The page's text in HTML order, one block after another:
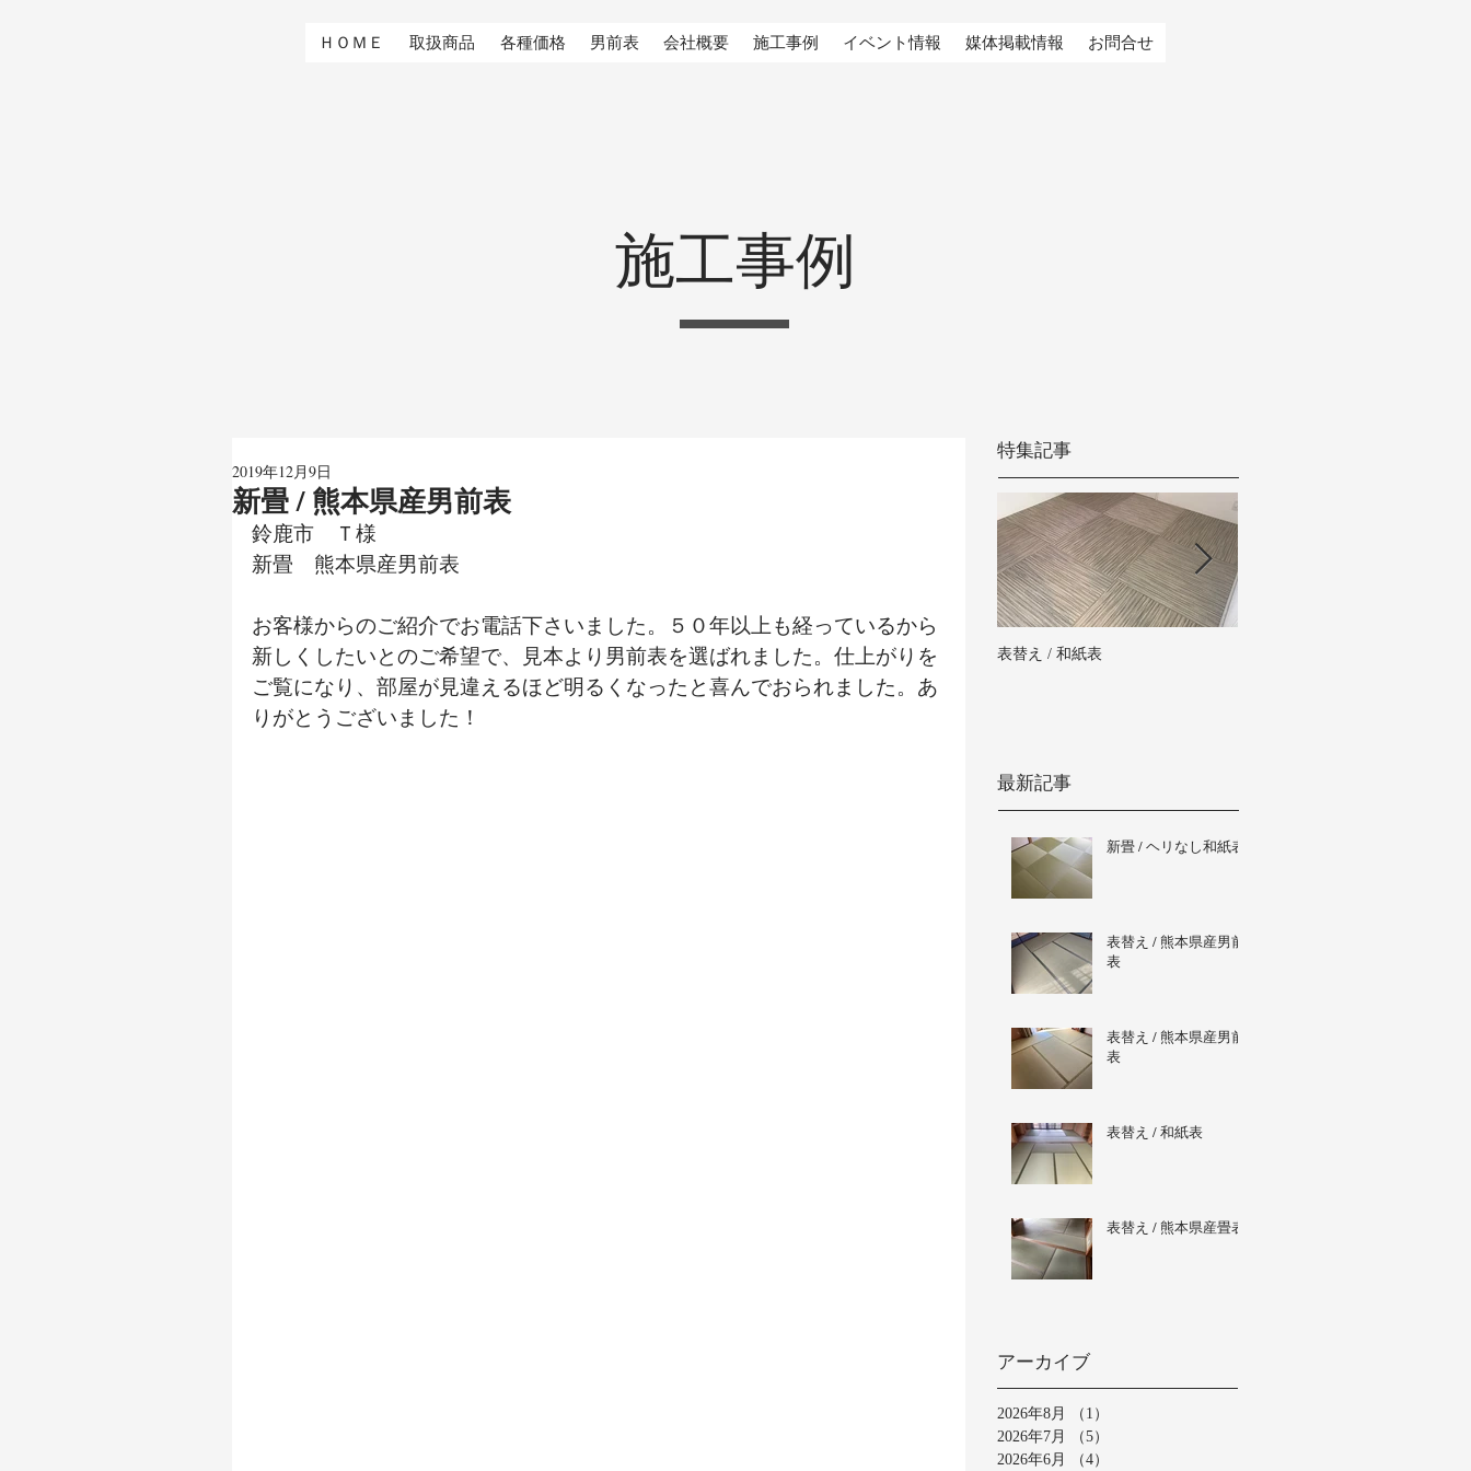
ＨＯＭＥ 取扱商品 各種価格 男前表 会社概要 施工事例 イベント情報 媒体掲載情報 お問合せ
施工事例
新畳 / 熊本県産男前表
2019年12月9日
鈴鹿市　Ｔ様
新畳　熊本県産男前表
お客様からのご紹介でお電話下さいました。５０年以上も経っているから
新しくしたいとのご希望で、見本より男前表を選ばれました。仕上がりを
ご覧になり、部屋が見違えるほど明るくなったと喜んでおられました。あ
りがとうございました！
特集記事
表替え / 和紙表
最新記事
新畳 / ヘリなし和紙表
表替え / 熊本県産男前
表
表替え / 熊本県産男前
表
表替え / 和紙表
表替え / 熊本県産畳表
アーカイブ
2026年8月 （1）
2026年7月
（5）
2026年6月
（4）